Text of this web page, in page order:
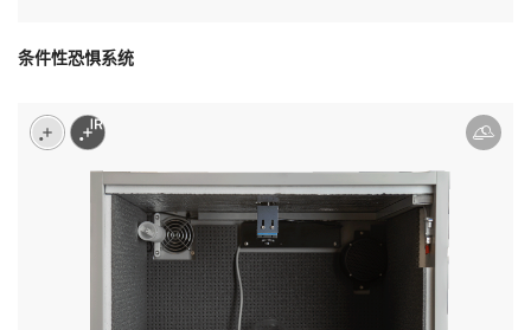
条件性恐惧系统